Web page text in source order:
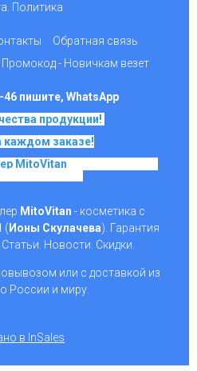
Политика
Обратная связь
Промокод - Новичкам везет
46 пишите, WhatsApp
продукции!
каждом заказе!
MitoVitan
MitoVitan - косметика с
( Ионы Скулачева). Гарантия
Новости. Скидки.
или с доставкой из
России и миру.
в InSales